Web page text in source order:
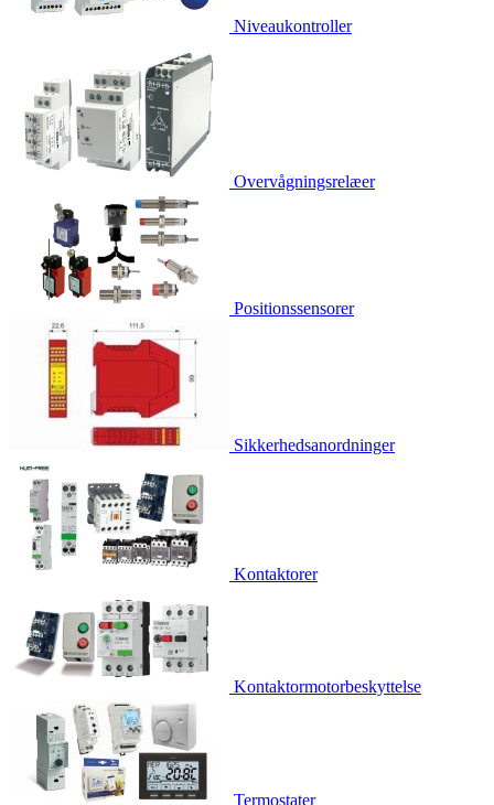
Niveaukontroller
Overvågningsrelæer
Positionssensorer
Sikkerhedsanordninger
Kontaktorer
Kontaktormotorbeskyttelse
Termostater